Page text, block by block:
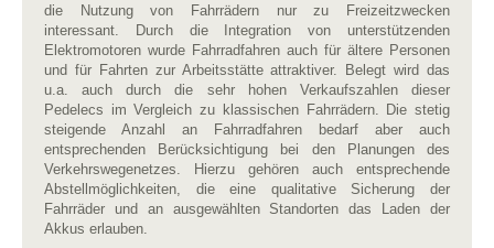
die Nutzung von Fahrrädern nur zu Freizeitzwecken
interessant. Durch die Integration von unterstützenden
Elektromotoren wurde Fahrradfahren auch für ältere Personen
und für Fahrten zur Arbeitsstätte attraktiver. Belegt wird das
u.a. auch durch die sehr hohen Verkaufszahlen dieser
Pedelecs im Vergleich zu klassischen Fahrrädern. Die stetig
steigende Anzahl an Fahrradfahren bedarf aber auch
entsprechenden Berücksichtigung bei den Planungen des
Verkehrswegenetzes. Hierzu gehören auch entsprechende
Abstellmöglichkeiten, die eine qualitative Sicherung der
Fahrräder und an ausgewählten Standorten das Laden der
Akkus erlauben.